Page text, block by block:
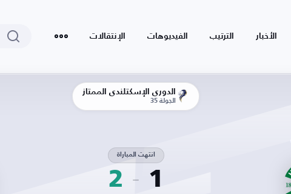
الأخبار الترتيب الفيديوهات الإنتقالات
الدوري الإسكتلندي الممتاز
الجولة 35
1
انتهت المباراة
2